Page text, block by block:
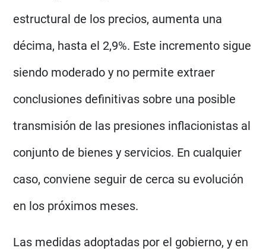
estructural de los precios, aumenta una
décima, hasta el 2,9%. Este incremento sigue
siendo moderado y no permite extraer
conclusiones definitivas sobre una posible
transmisión de las presiones inflacionistas al
conjunto de bienes y servicios. En cualquier
caso, conviene seguir de cerca su evolución
en los próximos meses.
Las medidas adoptadas por el gobierno, y en